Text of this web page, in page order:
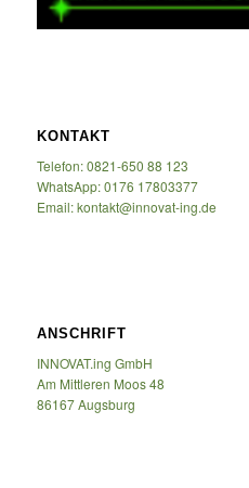
KONTAKT
Telefon: 0821-650 88 123
WhatsApp: 0176 17803377
Email: kontakt@innovat-ing.de
ANSCHRIFT
INNOVAT.ing GmbH
Am Mittleren Moos 48
86167 Augsburg